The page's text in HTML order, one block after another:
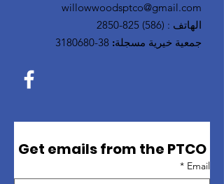
willowwoodsptco@gmail.com
الهاتف :
(586) 825-2850
جمعية خيرية مسجلة: 38-3180680
Get emails from the PTCO
Email
*